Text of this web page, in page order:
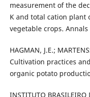
measurement of the
K and total cation
vegetable crops. Annals
HAGMAN, J.E.;
Cultivation practices
organic potato
INSTITUTO BRASILEIRO